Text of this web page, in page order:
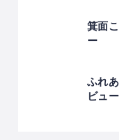
箕面
ー
ふれ
ビュー